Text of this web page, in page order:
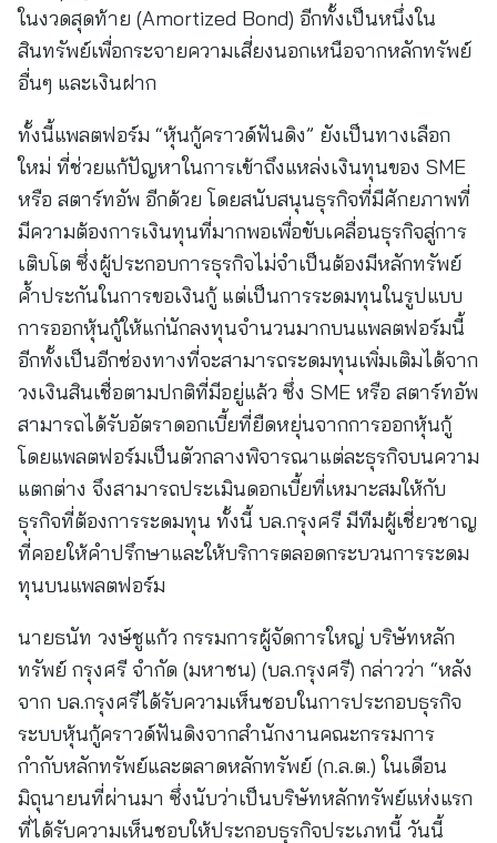
ในงวดสุดท้าย (Amortized Bond) อีกทั้งเป็นหนึ่งใน
สินทรัพย์เพื่อกระจายความเสี่ยงนอกเหนือจากหลักทรัพย์
อื่นๆ และเงินฝาก
ทั้งนี้แพลตฟอร์ม “หุ้นกู้คราวด์ฟันดิง” ยังเป็นทางเลือก
ใหม่ ที่ช่วยแก้ปัญหาในการเข้าถึงแหล่งเงินทุนของ SME
หรือ สตาร์ทอัพ อีกด้วย โดยสนับสนุนธุรกิจที่มีศักยภาพที่
มีความต้องการเงินทุนที่มากพอเพื่อขับเคลื่อนธุรกิจสู่การ
เติบโต ซึ่งผู้ประกอบการธุรกิจไม่จำเป็นต้องมีหลักทรัพย์
ค้ำประกันในการขอเงินกู้ แต่เป็นการระดมทุนในรูปแบบ
การออกหุ้นกู้ให้แก่นักลงทุนจำนวนมากบนแพลตฟอร์มนี้
อีกทั้งเป็นอีกช่องทางที่จะสามารถระดมทุนเพิ่มเติมได้จาก
วงเงินสินเชื่อตามปกติที่มีอยู่แล้ว ซึ่ง SME หรือ สตาร์ทอัพ
สามารถได้รับอัตราดอกเบี้ยที่ยืดหยุ่นจากการออกหุ้นกู้
โดยแพลตฟอร์มเป็นตัวกลางพิจารณาแต่ละธุรกิจบนความ
แตกต่าง จึงสามารถประเมินดอกเบี้ยที่เหมาะสมให้กับ
ธุรกิจที่ต้องการระดมทุน ทั้งนี้ บล.กรุงศรี มีทีมผู้เชี่ยวชาญ
ที่คอยให้คำปรึกษาและให้บริการตลอดกระบวนการระดม
ทุนบนแพลตฟอร์ม
นายธนัท วงษ์ชูแก้ว กรรมการผู้จัดการใหญ่ บริษัทหลัก
ทรัพย์ กรุงศรี จำกัด (มหาชน) (บล.กรุงศรี) กล่าวว่า “หลัง
จาก บล.กรุงศรีได้รับความเห็นชอบในการประกอบธุรกิจ
ระบบหุ้นกู้คราวด์ฟันดิงจากสำนักงานคณะกรรมการ
กำกับหลักทรัพย์และตลาดหลักทรัพย์ (ก.ล.ต.) ในเดือน
มิถุนายนที่ผ่านมา ซึ่งนับว่าเป็นบริษัทหลักทรัพย์แห่งแรก
ที่ได้รับความเห็นชอบให้ประกอบธุรกิจประเภทนี้ วันนี้